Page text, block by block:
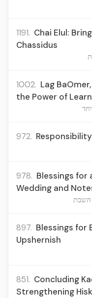
1191. Chai Elul:
Chassidus
1002. Lag
the Power of
972.
978. Blessings for
Wedding and
השבת
897. Blessings for
Upshernish
851. Concluding
Strengthening